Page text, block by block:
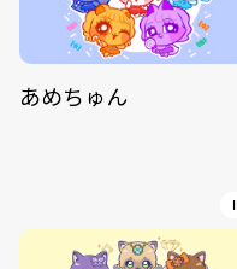
あめちゅん